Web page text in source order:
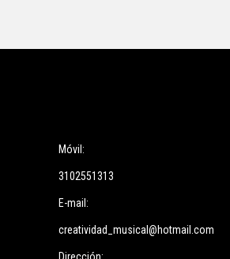
Móvil:
3102551313
E-mail:
creatividad_musical@hotmail.com